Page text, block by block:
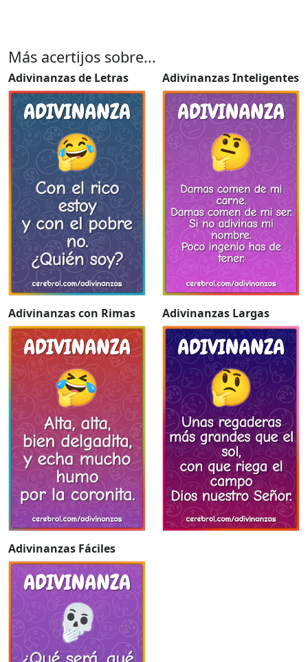
Más acertijos sobre...
Adivinanzas de Letras Adivinanzas Inteligentes
Adivinanzas con Rimas Adivinanzas Largas
Adivinanzas Fáciles